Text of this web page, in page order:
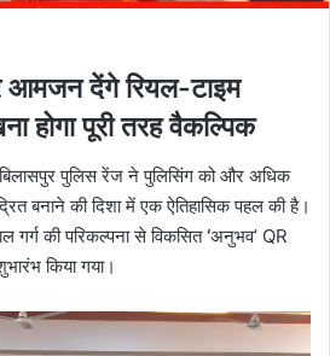
आमजन देंगे रियल-टाइम
होगा पूरी तरह वैकल्पिक
बिलासपुर पुलिस रेंज ने पुलिसिंग को और अधिक
बनाने की दिशा में एक ऐतिहासिक पहल की है।
गर्ग की परिकल्पना से विकसित‘अनुभव’ QR
किया गया।